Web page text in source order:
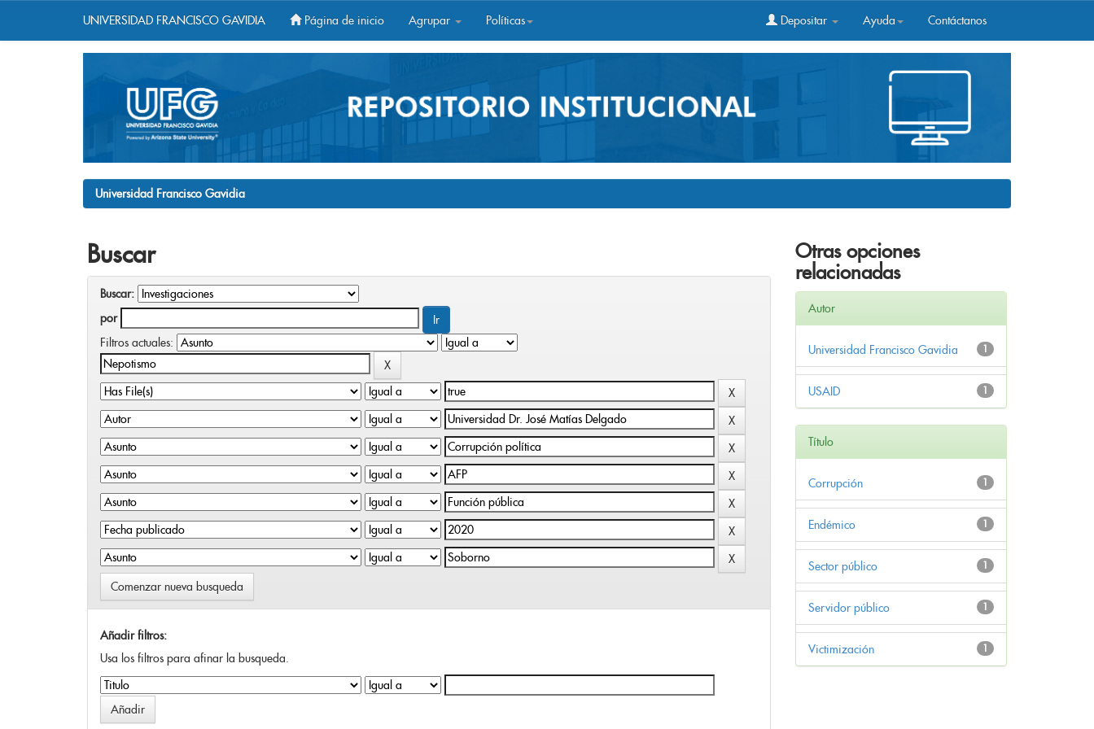
UNIVERSIDAD FRANCISCO GAVIDIA Página de inicio Agrupar Políticas Depositar Ayuda Contáctanos
Universidad Francisco Gavidia
Buscar
Buscar:
por
Filtros actuales:
Comenzar nueva busqueda
Añadir filtros:
Usa los filtros para afinar la busqueda.
Otras opciones
relacionadas
Autor
1
Universidad Francisco Gavidia
1
USAID
Título
1
Corrupción
1
Endémico
1
Sector público
1
Servidor público
1
Victimización